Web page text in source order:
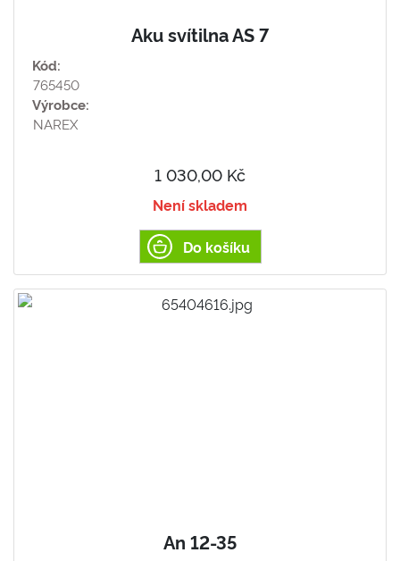
Aku svítilna AS 7
Kód:
765450
Výrobce:
NAREX
1 030,00 Kč
Není skladem
Do košíku
An 12-35